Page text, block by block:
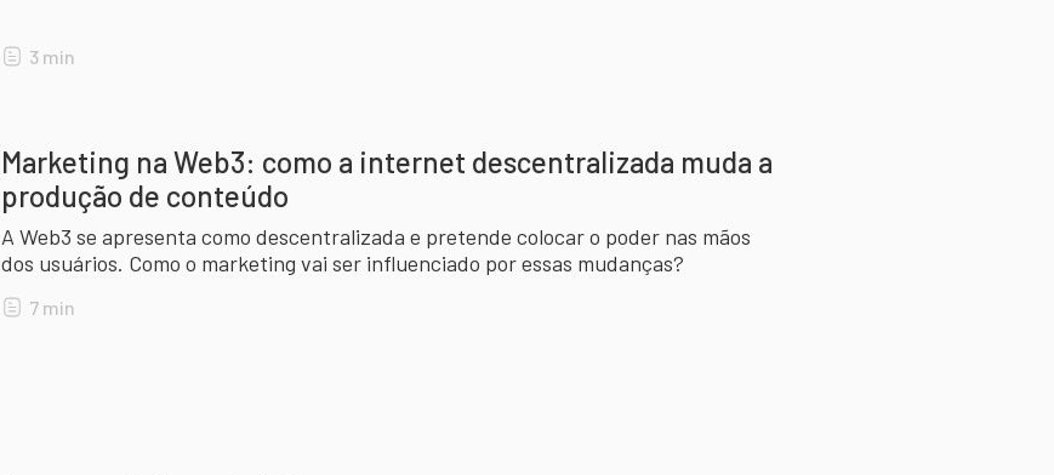
3 min
Marketing na Web3: como a internet descentralizada muda a
produção de conteúdo
A Web3 se apresenta como descentralizada e pretende colocar o poder nas mãos
dos usuários. Como o marketing vai ser influenciado por essas mudanças?
7 min